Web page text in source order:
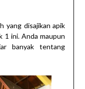
yang disajikan apik
1 ini. Anda maupun
banyak tentang